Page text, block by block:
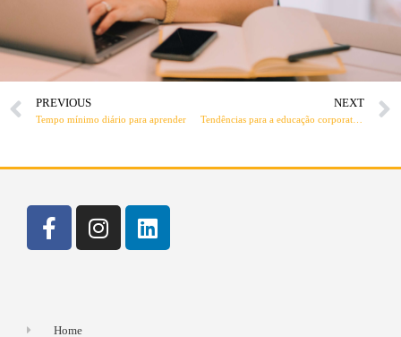
PREVIOUS
Tempo mínimo diário para aprender
NEXT
Tendências para a educação corporativa em 2019
Home